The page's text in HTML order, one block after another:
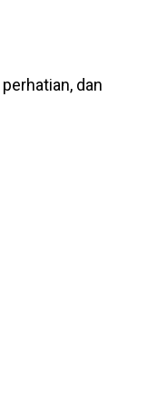
dan